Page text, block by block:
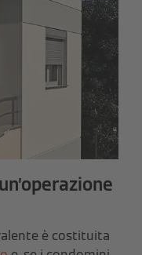
è costituita